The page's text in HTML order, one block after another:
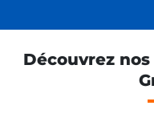
Découvrez